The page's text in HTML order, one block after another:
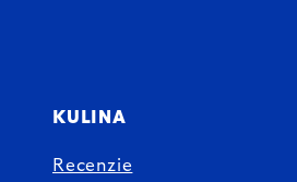
KULINA
Recenzie